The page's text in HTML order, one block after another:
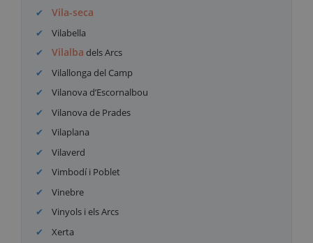
Vila-seca
Vilabella
Vilalba dels Arcs
Vilallonga del Camp
Vilanova d’Escornalbou
Vilanova de Prades
Vilaplana
Vilaverd
Vimbodí i Poblet
Vinebre
Vinyols i els Arcs
Xerta